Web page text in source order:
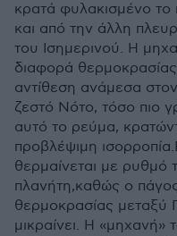
κρατά φυλακισμένο το
και από την άλλη
του Ισημερινού. Η
διαφορά
αντίθεση ανάμεσα
ζεστό Νότο, τόσο πιο
αυτό το ρεύμα,
προβλέψιμη
θερμαίνεται με ρυθμό
πλανήτη,καθώς ο
θερμοκρασίας μεταξύ
μικραίνει. Η «μηχανή»